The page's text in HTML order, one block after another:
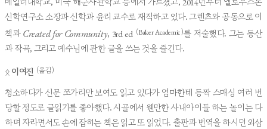
베일러대학교, 미국 해군사관학교 등에서 가르쳤고, 2014년부터 옐로우스톤
신학연구소 소장과 신학과 윤리 교수로 재직하고 있다. 그렌츠와 공동으로 이
책과 Created for Community, 3rd ed (Baker Academic)를 저술했다. 그는 등산
과 작곡, 그리고 예수님에 관한 글을 쓰는 것을 즐긴다.
ᛟ 이여진 (옮김)
청소하다가 신문 쪼가리만 보여도 읽고 있다가 엄마한테 등짝 스매싱 여러 번
당할 정도로 글읽기를 좋아했다. 시골에서 웬만한 사내아이들 하는 놀이는 다
하며 자라면서도 손에 잡히는 책은 읽고 또 읽었다. 출판과 번역을 하시던 외삼